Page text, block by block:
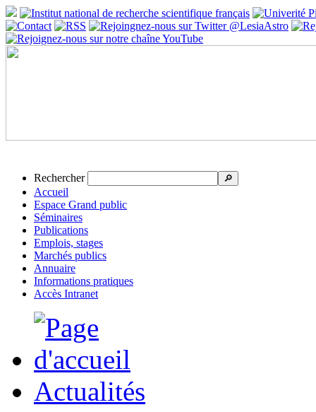
Rechercher 🔎
Accueil
Espace Grand public
Séminaires
Publications
Emplois, stages
Marchés publics
Annuaire
Informations pratiques
Accès Intranet
Actualités